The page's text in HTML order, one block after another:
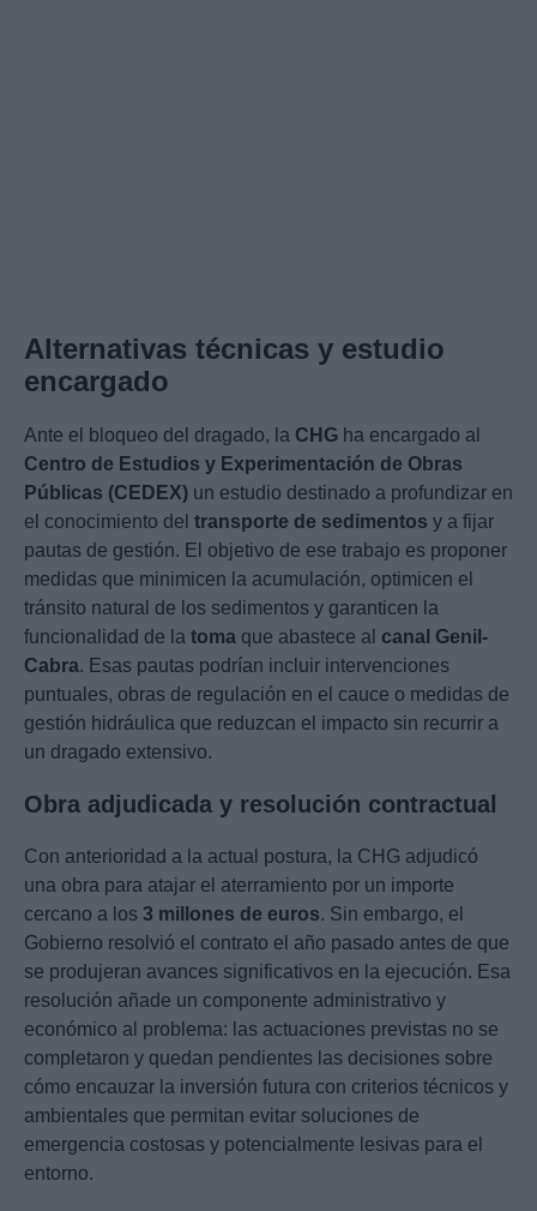
Alternativas técnicas y estudio
encargado
Ante el bloqueo del dragado, la CHG ha encargado al
Centro de Estudios y Experimentación de Obras
Públicas (CEDEX) un estudio destinado a profundizar en
el conocimiento del transporte de sedimentos y a fijar
pautas de gestión. El objetivo de ese trabajo es proponer
medidas que minimicen la acumulación, optimicen el
tránsito natural de los sedimentos y garanticen la
funcionalidad de la toma que abastece al canal Genil-
Cabra. Esas pautas podrían incluir intervenciones
puntuales, obras de regulación en el cauce o medidas de
gestión hidráulica que reduzcan el impacto sin recurrir a
un dragado extensivo.
Obra adjudicada y resolución contractual
Con anterioridad a la actual postura, la CHG adjudicó
una obra para atajar el aterramiento por un importe
cercano a los 3 millones de euros. Sin embargo, el
Gobierno resolvió el contrato el año pasado antes de que
se produjeran avances significativos en la ejecución. Esa
resolución añade un componente administrativo y
económico al problema: las actuaciones previstas no se
completaron y quedan pendientes las decisiones sobre
cómo encauzar la inversión futura con criterios técnicos y
ambientales que permitan evitar soluciones de
emergencia costosas y potencialmente lesivas para el
entorno.